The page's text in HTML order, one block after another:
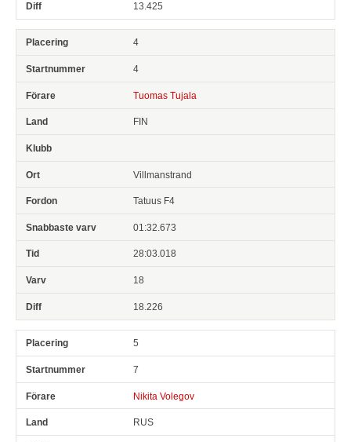
13.425
4
4
Tuomas Tujala
FIN
Villmanstrand
Tatuus F4
01:32.673
28:03.018
18
18.226
5
7
Nikita Volegov
RUS